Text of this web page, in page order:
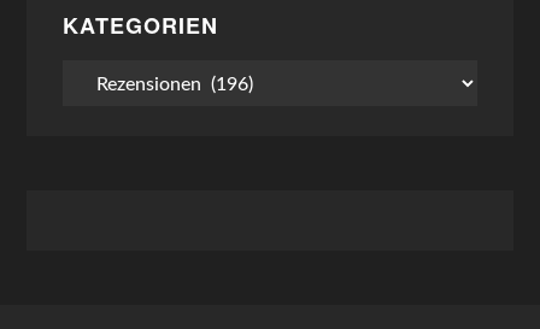
KATEGORIEN
Kategorien